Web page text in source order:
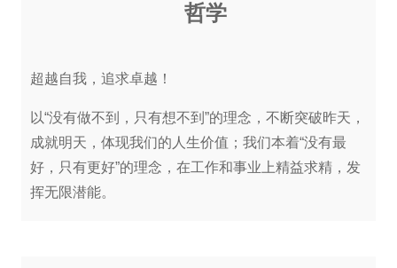
哲学
超越自我，追求卓越！
以“没有做不到，只有想不到”的理念，不断突破昨天，
成就明天，体现我们的人生价值；我们本着“没有最
好，只有更好”的理念，在工作和事业上精益求精，发
挥无限潜能。